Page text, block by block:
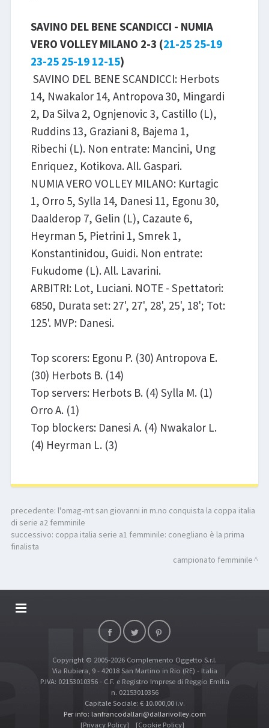
SAVINO DEL BENE SCANDICCI - NUMIA
VERO VOLLEY MILANO 2-3 (21-25 25-19
23-25 25-19 12-15)
SAVINO DEL BENE SCANDICCI: Herbots
14, Nwakalor 14, Antropova 30, Mingardi
2, Da Silva 2, Ognjenovic 3, Castillo (L),
Ruddins 13, Graziani 8, Bajema 1,
Ribechi (L). Non entrate: Mancini, Ung
Enriquez, Kotikova. All. Gaspari.
NUMIA VERO VOLLEY MILANO: Kurtagic
1, Orro 5, Sylla 14, Danesi 11, Egonu 30,
Daalderop 7, Gelin (L), Cazaute 6,
Heyrman 5, Pietrini 1, Smrek 1,
Konstantinidou, Guidi. Non entrate:
Fukudome (L). All. Lavarini.
ARBITRI: Lot, Luciani. NOTE - Spettatori:
6850, Durata set: 27', 27', 28', 25', 18'; Tot:
125'. MVP: Danesi.
Top scorers: Egonu P. (30) Antropova E.
(30) Herbots B. (14)
Top servers: Herbots B. (4) Sylla M. (1)
Orro A. (1)
Top blockers: Danesi A. (4) Nwakalor L.
(4) Heyrman L. (3)
precedente: l'omag-mt san giovanni in m.no conquista la coppa italia
di serie a2 femminile
successivo: coppa italia serie a1 femminile: conegliano è la prima
finalista
campionato femminile
DALLARIVOLLEY SOSTIENE
TOP RICERCHE
SITE MAP
Copyright © 2005-2026 Complemento Oggetto S.r.l.
Via Rubiera, 9 - 42018 San Martino in Rio (RE) - Italia
P.IVA: 02153010356 - C.F. e Registro Imprese di Reggio Emilia
n. 02153010356
Capitale Sociale: € 10.000,00 i.v.
Per info: lanfrancodallari@dallarivolley.com
[Privacy Policy]
[Cookie Policy]